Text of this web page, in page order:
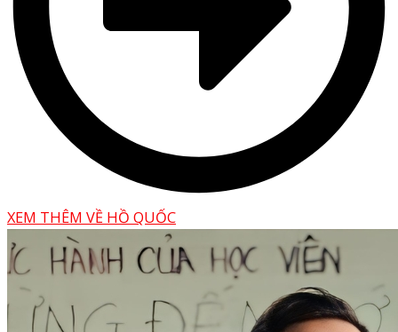
XEM THÊM VỀ HỒ QUỐC